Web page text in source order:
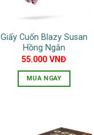
Giấy Cuốn Blazy Susan
Hồng Ngắn
55.000VNĐ
MUA NGAY